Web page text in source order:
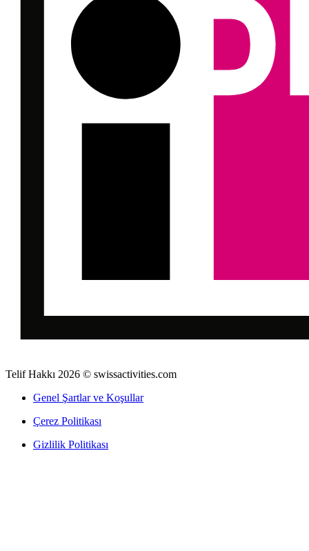
Telif Hakkı 2026 © swissactivities.com
Genel Şartlar ve Koşullar
Çerez Politikası
Gizlilik Politikası